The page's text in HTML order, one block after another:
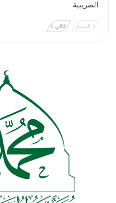
الضريبية
السابق التالي